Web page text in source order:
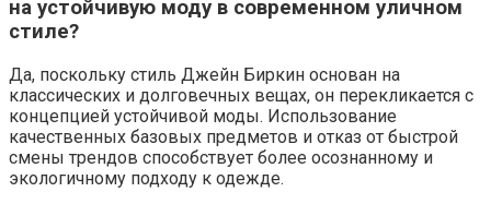
на устойчивую моду в современном уличном
стиле?
Да, поскольку стиль Джейн Биркин основан на
классических и долговечных вещах, он перекликается с
концепцией устойчивой моды. Использование
качественных базовых предметов и отказ от быстрой
смены трендов способствует более осознанному и
экологичному подходу к одежде.